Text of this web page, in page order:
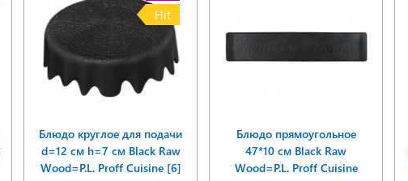
Hit
Блюдо круглое для подачи
d=12 см h=7 см Black Raw
Wood=P.L. Proff Cuisine [6]
Блюдо прямоугольное
47*10 см Black Raw
Wood=P.L. Proff Cuisine